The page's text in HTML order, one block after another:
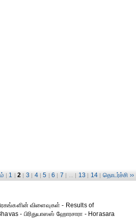
| 1 | 2 | 3 | 4 | 5 | 6 | 7 | ... | 13 | 14 | தொடர்ச்சி ››
விளைவுகள் - Results of
- பிரிதுயாஸஸ் ஹோரசாரா - Horasara